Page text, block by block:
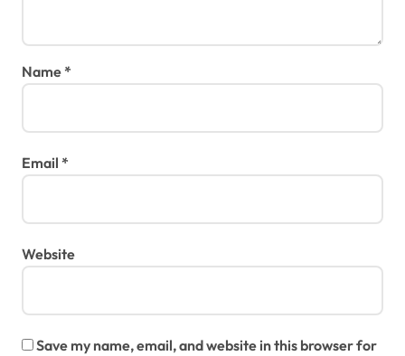
Name*
Email *
Website
Save my name, email, and website in this browser for